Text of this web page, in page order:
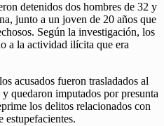
detenidos dos hombres de 32 y
junto a un joven de 20 años que
Según la investigación, los
a la actividad ilícita que era
acusados fueron trasladados al
quedaron imputados por presunta
los delitos relacionados con